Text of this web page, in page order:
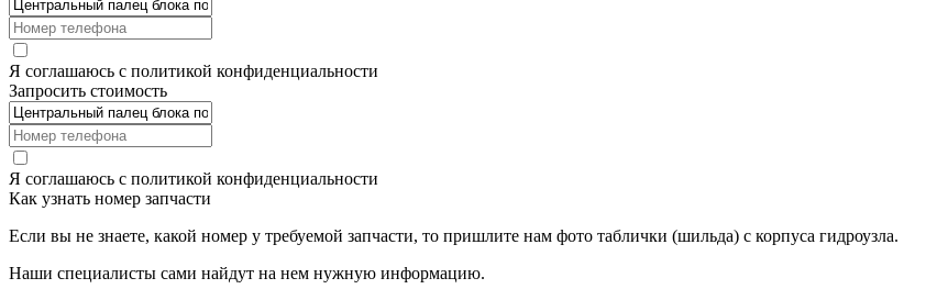
Я соглашаюсь с политикой конфиденциальности
Запросить стоимость
Я соглашаюсь с политикой конфиденциальности
Как узнать номер запчасти
Если вы не знаете, какой номер у требуемой запчасти, то пришлите нам фото таблички (шильда) с корпуса гидроузла.
Наши специалисты сами найдут на нем нужную информацию.